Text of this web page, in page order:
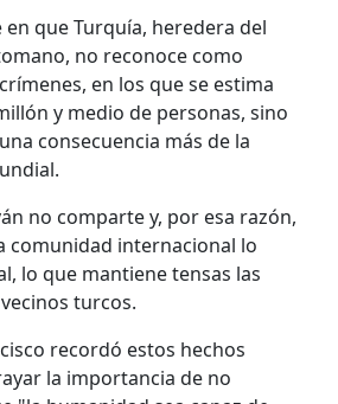
en que Turquía, heredera del
no reconoce como
en los que se estima
y medio de personas, sino
consecuencia más de la
no comparte y, por esa razón,
comunidad internacional lo
lo que mantiene tensas las
turcos.
recordó estos hechos
la importancia de no